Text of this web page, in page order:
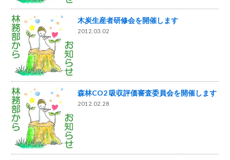
木炭生産者研修会を開催します
2012.03.02
森林CO2 吸収評価審査委員会を開催します
2012.02.28